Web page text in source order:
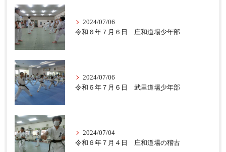
2024/07/06
令和６年７月６日 庄和道場少年部
2024/07/06
令和６年７月６日 武里道場少年部
2024/07/04
令和６年７月４日 庄和道場の稽古